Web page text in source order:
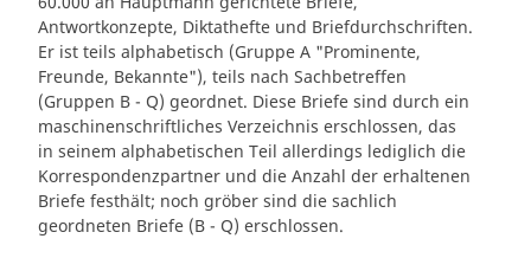
Antwortkonzepte, Diktathefte und Briefdurchschriften.
Er ist teils alphabetisch (Gruppe A "Prominente,
Freunde, Bekannte"), teils nach Sachbetreffen
(Gruppen B - Q) geordnet. Diese Briefe sind durch ein
maschinenschriftliches Verzeichnis erschlossen, das
in seinem alphabetischen Teil allerdings lediglich die
Korrespondenzpartner und die Anzahl der erhaltenen
Briefe festhält; noch gröber sind die sachlich
geordneten Briefe (B - Q) erschlossen.